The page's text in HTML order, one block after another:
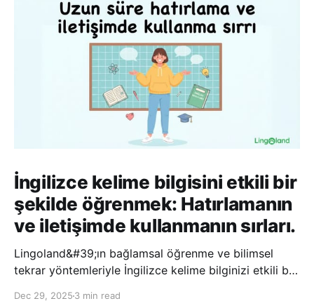
İngilizce kelime bilgisini etkili bir
şekilde öğrenmek: Hatırlamanın
ve iletişimde kullanmanın sırları.
Lingoland&#39;ın bağlamsal öğrenme ve bilimsel
tekrar yöntemleriyle İngilizce kelime bilginizi etkili bir
Dec 29, 2025 3 min read